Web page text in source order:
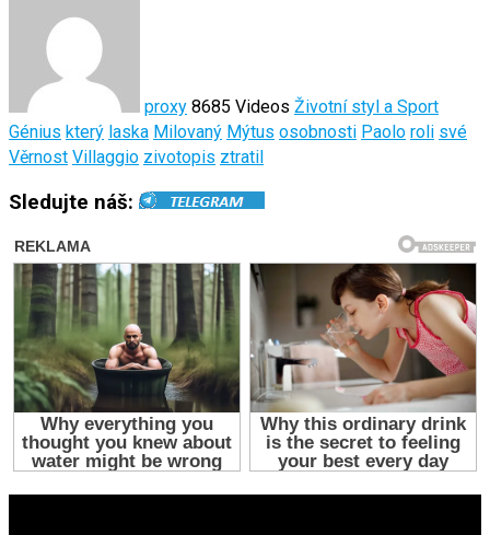
proxy 8685 Videos Životní styl a Sport
Génius který laska Milovaný Mýtus osobnosti Paolo roli své
Věrnost Villaggio zivotopis ztratil
Sledujte náš: